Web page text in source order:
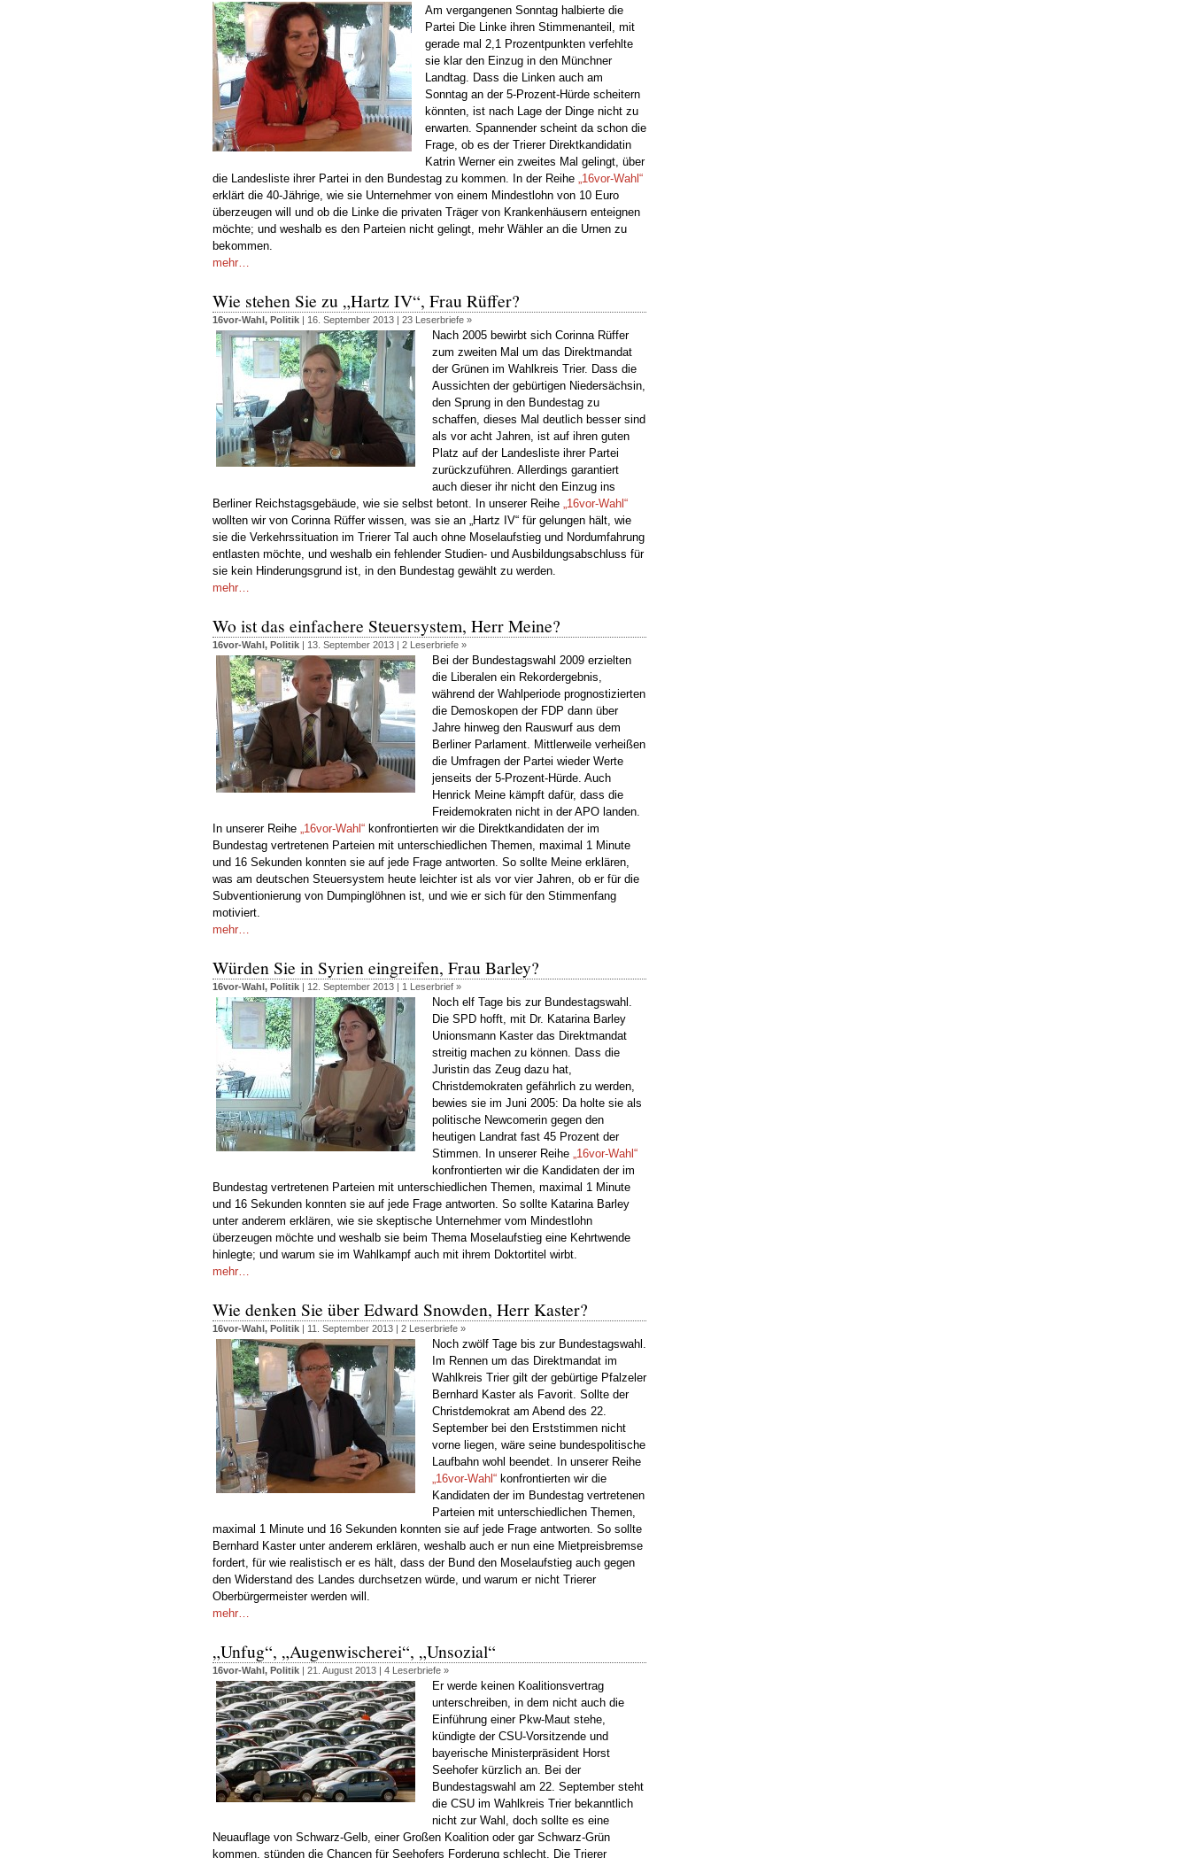
Am vergangenen Sonntag halbierte die
Partei Die Linke ihren Stimmenanteil, mit
gerade mal 2,1 Prozentpunkten verfehlte
sie klar den Einzug in den Münchner
Landtag. Dass die Linken auch am
Sonntag an der 5-Prozent-Hürde scheitern
könnten, ist nach Lage der Dinge nicht zu
erwarten. Spannender scheint da schon die
Frage, ob es der Trierer Direktkandidatin
Katrin Werner ein zweites Mal gelingt, über
die Landesliste ihrer Partei in den Bundestag zu kommen. In der Reihe „16vor-Wahl“
erklärt die 40-Jährige, wie sie Unternehmer von einem Mindestlohn von 10 Euro
überzeugen will und ob die Linke die privaten Träger von Krankenhäusern enteignen
möchte; und weshalb es den Parteien nicht gelingt, mehr Wähler an die Urnen zu
bekommen.
mehr…
Wie stehen Sie zu „Hartz IV“, Frau Rüffer?
16vor-Wahl, Politik | 16. September 2013 | 23 Leserbriefe »
Nach 2005 bewirbt sich Corinna Rüffer
zum zweiten Mal um das Direktmandat
der Grünen im Wahlkreis Trier. Dass die
Aussichten der gebürtigen Niedersächsin,
den Sprung in den Bundestag zu
schaffen, dieses Mal deutlich besser sind
als vor acht Jahren, ist auf ihren guten
Platz auf der Landesliste ihrer Partei
zurückzuführen. Allerdings garantiert
auch dieser ihr nicht den Einzug ins
Berliner Reichstagsgebäude, wie sie selbst betont. In unserer Reihe „16vor-Wahl“
wollten wir von Corinna Rüffer wissen, was sie an „Hartz IV“ für gelungen hält, wie
sie die Verkehrssituation im Trierer Tal auch ohne Moselaufstieg und Nordumfahrung
entlasten möchte, und weshalb ein fehlender Studien- und Ausbildungsabschluss für
sie kein Hinderungsgrund ist, in den Bundestag gewählt zu werden.
mehr…
Wo ist das einfachere Steuersystem, Herr Meine?
16vor-Wahl, Politik | 13. September 2013 | 2 Leserbriefe »
Bei der Bundestagswahl 2009 erzielten
die Liberalen ein Rekordergebnis,
während der Wahlperiode prognostizierten
die Demoskopen der FDP dann über
Jahre hinweg den Rauswurf aus dem
Berliner Parlament. Mittlerweile verheißen
die Umfragen der Partei wieder Werte
jenseits der 5-Prozent-Hürde. Auch
Henrick Meine kämpft dafür, dass die
Freidemokraten nicht in der APO landen.
In unserer Reihe „16vor-Wahl“ konfrontierten wir die Direktkandidaten der im
Bundestag vertretenen Parteien mit unterschiedlichen Themen, maximal 1 Minute
und 16 Sekunden konnten sie auf jede Frage antworten. So sollte Meine erklären,
was am deutschen Steuersystem heute leichter ist als vor vier Jahren, ob er für die
Subventionierung von Dumpinglöhnen ist, und wie er sich für den Stimmenfang
motiviert.
mehr…
Würden Sie in Syrien eingreifen, Frau Barley?
16vor-Wahl, Politik | 12. September 2013 | 1 Leserbrief »
Noch elf Tage bis zur Bundestagswahl.
Die SPD hofft, mit Dr. Katarina Barley
Unionsmann Kaster das Direktmandat
streitig machen zu können. Dass die
Juristin das Zeug dazu hat,
Christdemokraten gefährlich zu werden,
bewies sie im Juni 2005: Da holte sie als
politische Newcomerin gegen den
heutigen Landrat fast 45 Prozent der
Stimmen. In unserer Reihe „16vor-Wahl“
konfrontierten wir die Kandidaten der im
Bundestag vertretenen Parteien mit unterschiedlichen Themen, maximal 1 Minute
und 16 Sekunden konnten sie auf jede Frage antworten. So sollte Katarina Barley
unter anderem erklären, wie sie skeptische Unternehmer vom Mindestlohn
überzeugen möchte und weshalb sie beim Thema Moselaufstieg eine Kehrtwende
hinlegte; und warum sie im Wahlkampf auch mit ihrem Doktortitel wirbt.
mehr…
Wie denken Sie über Edward Snowden, Herr Kaster?
16vor-Wahl, Politik | 11. September 2013 | 2 Leserbriefe »
Noch zwölf Tage bis zur Bundestagswahl.
Im Rennen um das Direktmandat im
Wahlkreis Trier gilt der gebürtige Pfalzeler
Bernhard Kaster als Favorit. Sollte der
Christdemokrat am Abend des 22.
September bei den Erststimmen nicht
vorne liegen, wäre seine bundespolitische
Laufbahn wohl beendet. In unserer Reihe
„16vor-Wahl“ konfrontierten wir die
Kandidaten der im Bundestag vertretenen
Parteien mit unterschiedlichen Themen,
maximal 1 Minute und 16 Sekunden konnten sie auf jede Frage antworten. So sollte
Bernhard Kaster unter anderem erklären, weshalb auch er nun eine Mietpreisbremse
fordert, für wie realistisch er es hält, dass der Bund den Moselaufstieg auch gegen
den Widerstand des Landes durchsetzen würde, und warum er nicht Trierer
Oberbürgermeister werden will.
mehr…
„Unfug“, „Augenwischerei“, „Unsozial“
16vor-Wahl, Politik | 21. August 2013 | 4 Leserbriefe »
Er werde keinen Koalitionsvertrag
unterschreiben, in dem nicht auch die
Einführung einer Pkw-Maut stehe,
kündigte der CSU-Vorsitzende und
bayerische Ministerpräsident Horst
Seehofer kürzlich an. Bei der
Bundestagswahl am 22. September steht
die CSU im Wahlkreis Trier bekanntlich
nicht zur Wahl, doch sollte es eine
Neuauflage von Schwarz-Gelb, einer Großen Koalition oder gar Schwarz-Grün
kommen, stünden die Chancen für Seehofers Forderung schlecht. Die Trierer